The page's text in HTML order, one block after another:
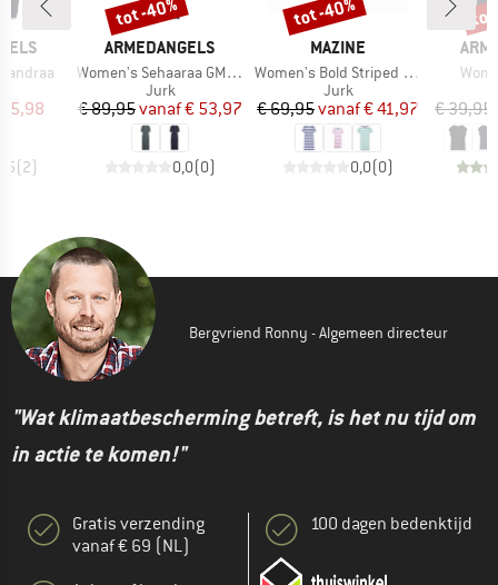
prijs
(2)
MERK
ARMEDANGELS
Artikel
Women's Sehaaraa GMT Dye Dress
Productgroep
Jurk
Prijs
€ 89,95 Verlaagde prijs
vanaf€ 53,97
0,0(0)
Korting
tot -40%
MERK
MAZINE
Artikel
Women's Bold Striped Jersey Dress
Productgroep
Jurk
Prijs
€ 69,95 Verlaagde prijs
vanaf€ 41,97
0,0(0)
Korting
tot -40%
€ 39,95
Bergvriend Ronny - Algemeen directeur
"Wat klimaatbescherming betreft, is het nu tijd om
in actie te komen!"
Gratis verzending
vanaf € 69 (NL)
100 dagen bedenktijd